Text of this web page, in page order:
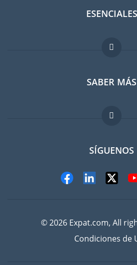
ESENCIALES
Foro para
Guia para
Trabajos en el
SABER MÁS
FAQ
SÍGUENOS
© 2026 Expat.com, All
Condiciones de